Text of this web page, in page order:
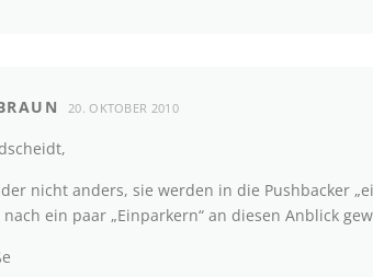
20. OKTOBER 2010
nicht anders, sie werden in die Pushbacker
ein paar „Einparkern“ an diesen Anblick